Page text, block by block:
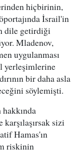
hiçbirinin,
İsrail'in
dile getirdiği
Mladenov,
uygulanması
yerleşimlerine
bir daha asla
söylemişti.
sizi
Hamas'ın
riskinin